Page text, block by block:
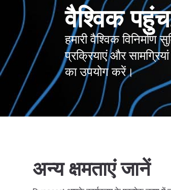
वैश्विक
हमारी वैश्विक
प्रक्रियाएं और
का उपयोग करें।
अन्य क्षमताएं जानें